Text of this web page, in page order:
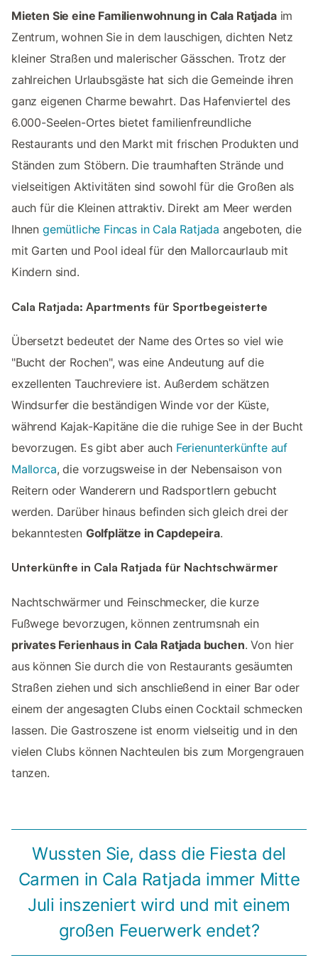
Mieten Sie eine Familienwohnung in Cala Ratjadaim
Zentrum, wohnen Sie in dem lauschigen, dichten Netz
kleiner Straßen und malerischer Gässchen. Trotz der
zahlreichen Urlaubsgäste hat sich die Gemeinde ihren
ganz eigenen Charme bewahrt. Das Hafenviertel des
6.000-Seelen-Ortes bietet familienfreundliche
Restaurants und den Markt mit frischen Produkten und
Ständen zum Stöbern. Die traumhaften Strände und
vielseitigen Aktivitäten sind sowohl für die Großen als
auch für die Kleinen attraktiv. Direkt am Meer werden
Ihnen gemütliche Fincas in Cala Ratjada angeboten, die
mit Garten und Pool ideal für den Mallorcaurlaub mit
Kindern sind.
Cala Ratjada: Apartments für Sportbegeisterte
Übersetzt bedeutet der Name des Ortes so viel wie
"Bucht der Rochen", was eine Andeutung auf die
exzellenten Tauchreviere ist. Außerdem schätzen
Windsurfer die beständigen Winde vor der Küste,
während Kajak-Kapitäne die die ruhige See in der Bucht
bevorzugen. Es gibt aber auch Ferienunterkünfte auf
Mallorca, die vorzugsweise in der Nebensaison von
Reitern oder Wanderern und Radsportlern gebucht
werden. Darüber hinaus befinden sich gleich drei der
bekanntesten Golfplätze in Capdepeira.
Unterkünfte in Cala Ratjada für Nachtschwärmer
Nachtschwärmer und Feinschmecker, die kurze
Fußwege bevorzugen, können zentrumsnah ein
privates Ferienhaus in Cala Ratjada buchen. Von hier
aus können Sie durch die von Restaurants gesäumten
Straßen ziehen und sich anschließend in einer Bar oder
einem der angesagten Clubs einen Cocktail schmecken
lassen. Die Gastroszene ist enorm vielseitig und in den
vielen Clubs können Nachteulen bis zum Morgengrauen
tanzen.
Wussten Sie, dass die Fiesta del
Carmen in Cala Ratjada immer Mitte
Juli inszeniert wird und mit einem
großen Feuerwerk endet?